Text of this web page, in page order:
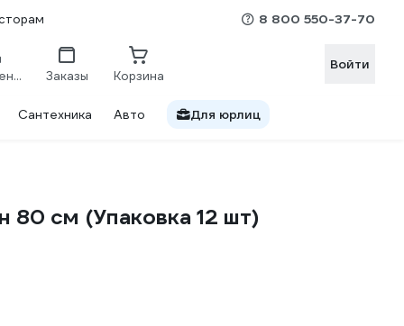
8 800 550-37-70
Сравнение Заказы Корзина
Войти
Сантехника Авто Для юрлиц
80 см (Упаковка 12 шт)